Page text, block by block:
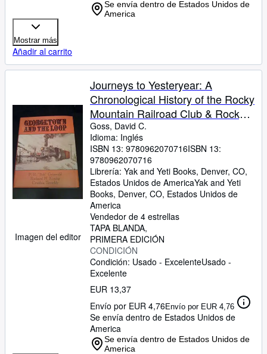
Se envía dentro de Estados Unidos de
America
Mostrar más
Añadir al carrito
Imagen del editor
Journeys to Yesteryear: A
Chronological History of the Rocky
Mountain Railroad Club & Rockyt
Mountain Railroad Historical
Foundation Denver, Colorado
1938-2003
Goss, David C.
Idioma: Inglés
ISBN 13: 9780962070716ISBN 13:
9780962070716
Librería: Yak and Yeti Books, Denver, CO,
Estados Unidos de AmericaYak and Yeti
Books, Denver, CO, Estados Unidos de
America
Vendedor de 4 estrellas
TAPA BLANDA
PRIMERA EDICIÓN
CONDICIÓN
Condición: Usado - ExcelenteUsado -
Excelente
EUR 13,37
Envío por EUR 4,76Envío por EUR 4,76
Se envía dentro de Estados Unidos de
America
Se envía dentro de Estados Unidos de
America